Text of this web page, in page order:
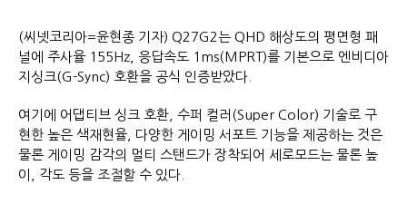
(씨넷코리아=윤현종 기자) Q27G2는 QHD 해상도의 평면형 패
널에 주사율 155Hz, 응답속도 1ms(MPRT)를 기본으로 엔비디아
지싱크(G-Sync) 호환을 공식 인증받았다.
여기에 어댑티브 싱크 호환, 수퍼 컬러(Super Color) 기술로 구
현한 높은 색재현율, 다양한 게이밍 서포트 기능을 제공하는 것은
물론 게이밍 감각의 멀티 스탠드가 장착되어 세로모드는 물론 높
이, 각도 등을 조절할 수 있다.